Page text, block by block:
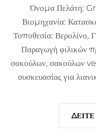
Όνομα Πελάτη:
Βιομηχανία:
Τοποθεσία: Βερολίνο,
Παραγωγή φιλικών
σακούλων, σακούλων
συσκευασίας για